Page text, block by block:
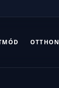
OTTHON